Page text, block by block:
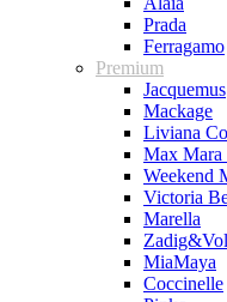
Prada
Ferragamo
Premium
Jacquemus
Mackage
Liviana
Max Mara
Weekend
Victoria
Marella
MiaMaya
Coccinelle